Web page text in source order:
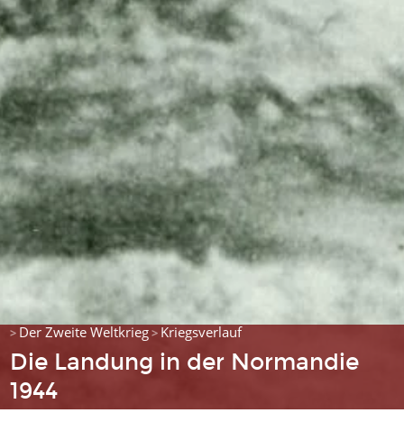
> Der Zweite Weltkrieg> Kriegsverlauf
Die Landung in der Normandie
1944